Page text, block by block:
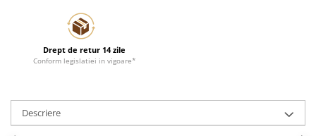
Drept de retur 14 zile
Conform legislatiei in vigoare*
Descriere